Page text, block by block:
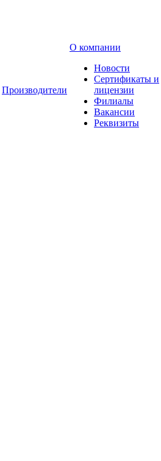
Производители
О компании
Новости
Сертификаты и
лицензии
Филиалы
Вакансии
Реквизиты